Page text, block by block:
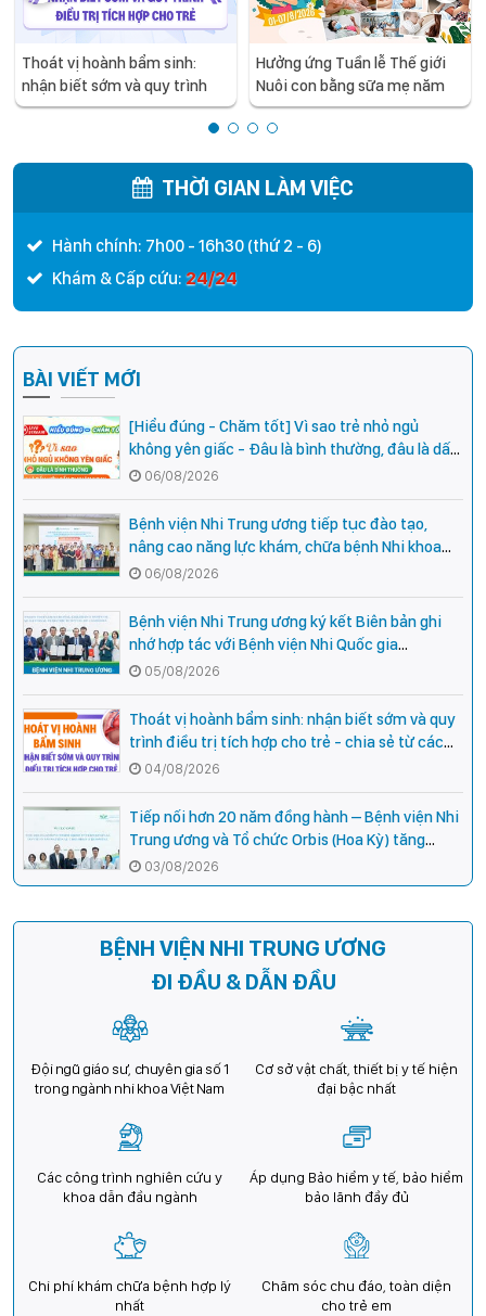
Thoát vị hoành bẩm sinh:
nhận biết sớm và quy trình
điều trị tích hợp cho trẻ -
Hưởng ứng Tuần lễ Thế giới
Nuôi con bằng sữa mẹ năm
2026
THỜI GIAN LÀM VIỆC
Hành chính: 7h00 - 16h30 (thứ 2 - 6)
Khám & Cấp cứu: 24/24
BÀI VIẾT MỚI
[Hiểu đúng - Chăm tốt] Vì sao trẻ nhỏ ngủ
không yên giấc - Đâu là bình thường, đâu là dấu
hiệu cần đi khám ngay?
06/08/2026
Bệnh viện Nhi Trung ương tiếp tục đào tạo,
nâng cao năng lực khám, chữa bệnh Nhi khoa
cho cán bộ y tế tại các tỉnh miền núi phía Bắc
06/08/2026
Bệnh viện Nhi Trung ương ký kết Biên bản ghi
nhớ hợp tác với Bệnh viện Nhi Quốc gia
Campuchia
05/08/2026
Thoát vị hoành bẩm sinh: nhận biết sớm và quy
trình điều trị tích hợp cho trẻ - chia sẻ từ các
chuyên gia hàng đầu của Bệnh Viện Nhi Trung
ương
04/08/2026
Tiếp nối hơn 20 năm đồng hành – Bệnh viện Nhi
Trung ương và Tổ chức Orbis (Hoa Kỳ) tăng
cường hợp tác, mở rộng cơ hội bảo vệ thị lực
cho trẻ em Việt Nam
03/08/2026
BỆNH VIỆN NHI TRUNG ƯƠNG
ĐI ĐẦU & DẪN ĐẦU
Đội ngũ giáo sư, chuyên gia số 1
trong ngành nhi khoa Việt Nam
Cơ sở vật chất, thiết bị y tế hiện
đại bậc nhất
Các công trình nghiên cứu y
khoa dẫn đầu ngành
Áp dụng Bảo hiểm y tế, bảo hiểm
bảo lãnh đầy đủ
Chi phí khám chữa bệnh hợp lý
nhất
Chăm sóc chu đáo, toàn diện
cho trẻ em